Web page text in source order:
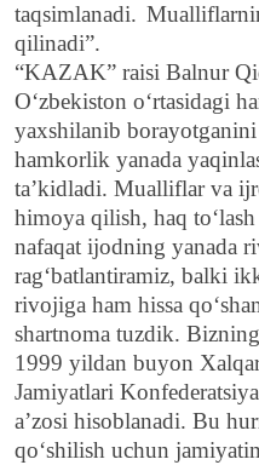
taqsimlanadi.
qilinadi”.
“KAZAK” raisi Balnur
O‘zbekiston o‘rtasidagi
yaxshilanib
hamkorlik yanada
ta’kidladi. Mualliflar va
himoya qilish, haq
nafaqat ijodning yanada
rag‘batlantiramiz, balki
rivojiga ham hissa
shartnoma tuzdik.
1999 yildan buyon
Jamiyatlari
aʼzosi hisoblanadi. Bu
qo‘shilish uchun